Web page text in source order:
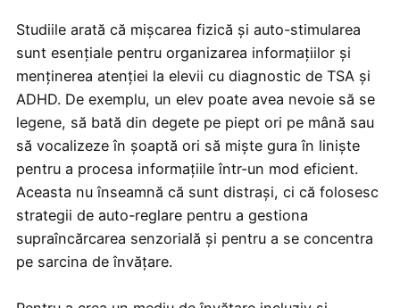
Studiile arată că mișcarea fizică și auto-stimularea
sunt esențiale pentru organizarea informațiilor și
menținerea atenției la elevii cu diagnostic de TSA și
ADHD. De exemplu, un elev poate avea nevoie să se
legene, să bată din degete pe piept ori pe mână sau
să vocalizeze în șoaptă ori să miște gura în liniște
pentru a procesa informațiile într-un mod eficient.
Aceasta nu înseamnă că sunt distrași, ci că folosesc
strategii de auto-reglare pentru a gestiona
supraîncărcarea senzorială și pentru a se concentra
pe sarcina de învățare.